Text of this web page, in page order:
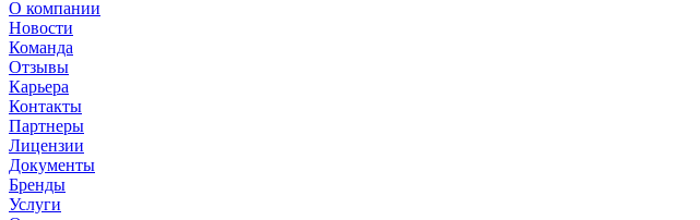
О компании
Новости
Команда
Отзывы
Карьера
Контакты
Партнеры
Лицензии
Документы
Бренды
Услуги